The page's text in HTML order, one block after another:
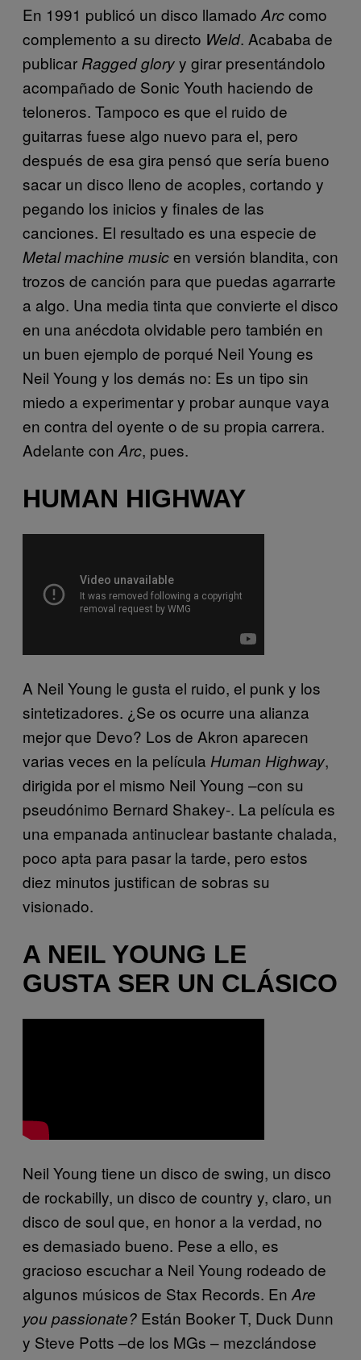
En 1991 publicó un disco llamado Arccomo
complemento a su directo Weld. Acababa de
publicar Ragged gloryy girar presentándolo
acompañado de Sonic Youth haciendo de
teloneros. Tampoco es que el ruido de
guitarras fuese algo nuevo para el, pero
después de esa gira pensó que sería bueno
sacar un disco lleno de acoples, cortando y
pegando los inicios y finales de las
canciones. El resultado es una especie de
Metal machine musicen versión blandita, con
trozos de canción para que puedas agarrarte
a algo. Una media tinta que convierte el disco
en una anécdota olvidable pero también en
un buen ejemplo de porqué Neil Young es
Neil Young y los demás no: Es un tipo sin
miedo a experimentar y probar aunque vaya
en contra del oyente o de su propia carrera.
Adelante con Arc, pues.
HUMAN HIGHWAY
A Neil Young le gusta el ruido, el punk y los
sintetizadores. ¿Se os ocurre una alianza
mejor que Devo? Los de Akron aparecen
varias veces en la película Human Highway,
dirigida por el mismo Neil Young –con su
pseudónimo Bernard Shakey-. La película es
una empanada antinuclear bastante chalada,
poco apta para pasar la tarde, pero estos
diez minutos justifican de sobras su
visionado.
A NEIL YOUNG LE
GUSTA SER UN CLÁSICO
Neil Young tiene un disco de swing, un disco
de rockabilly, un disco de country y, claro, un
disco de soul que, en honor a la verdad, no
es demasiado bueno. Pese a ello, es
gracioso escuchar a Neil Young rodeado de
algunos músicos de Stax Records. En Are
you passionate? Están Booker T, Duck Dunn
y Steve Potts –de los MGs – mezclándose